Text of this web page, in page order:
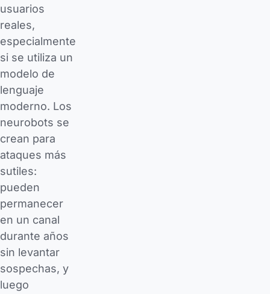
usuarios
reales,
especialmente
si se utiliza un
modelo de
lenguaje
moderno. Los
neurobots se
crean para
ataques más
sutiles:
pueden
permanecer
en un canal
durante años
sin levantar
sospechas, y
luego